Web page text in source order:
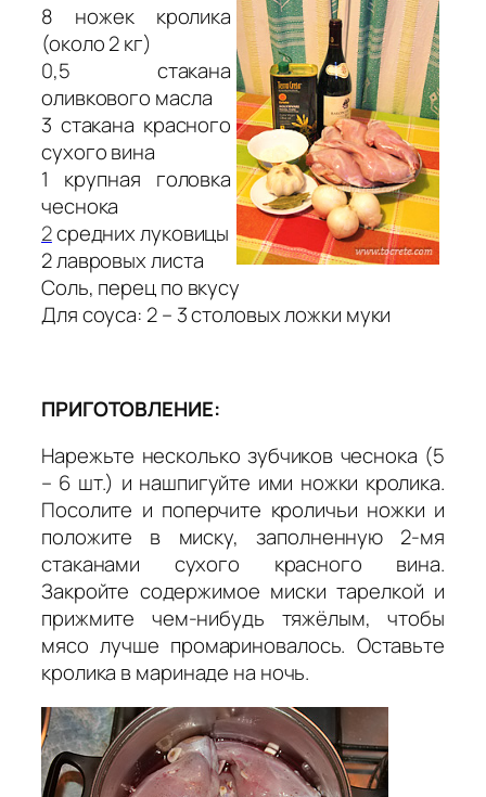
8 ножек кролика
(около 2 кг)
0,5 стакана
оливкового масла
3 стакана красного
сухого вина
1 крупная головка
чеснока
2средних луковицы
2 лавровых листа
Соль, перец по вкусу
Для соуса: 2 – 3 столовых ложки муки
ПРИГОТОВЛЕНИЕ:
Нарежьте несколько зубчиков чеснока (5
– 6 шт.) и нашпигуйте ими ножки кролика.
Посолите и поперчите кроличьи ножки и
положите в миску, заполненную 2-мя
стаканами сухого красного вина.
Закройте содержимое миски тарелкой и
прижмите чем-нибудь тяжёлым, чтобы
мясо лучше промариновалось. Оставьте
кролика в маринаде на ночь.